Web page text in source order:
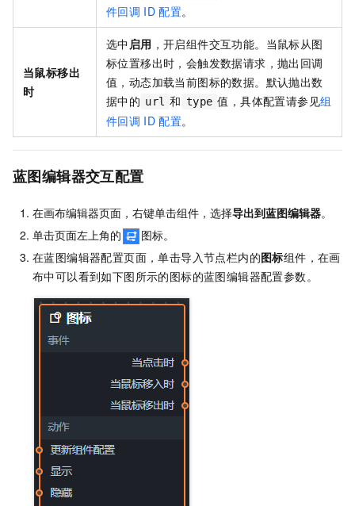
件回调 ID 配置。
当鼠标移出
时
选中 启用 ，开启组件交互功能。当鼠标从图
标位置移出时，会触发数据请求，抛出回调
值，动态加载当前图标的数据。默认抛出数
据中的 url 和 type 值，具体配置请参见组
件回调 ID 配置。
蓝图编辑器交互配置
在画布编辑器页面，右键单击组件，选择导出到蓝图编辑器。
单击页面左上角的
图标。
在蓝图编辑器配置页面，单击导入节点栏内的图标组件，在画
布中可以看到如下图所示的图标的蓝图编辑器配置参数。